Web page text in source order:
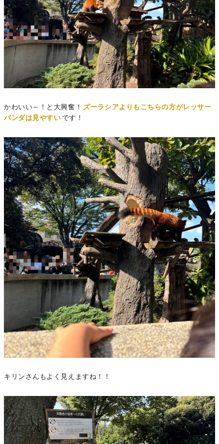
かわいい～！と大興奮！
ズーラシアよりもこちらの方がレッサー
パンダは見やすい です！
キリンさんもよく見えますね！！